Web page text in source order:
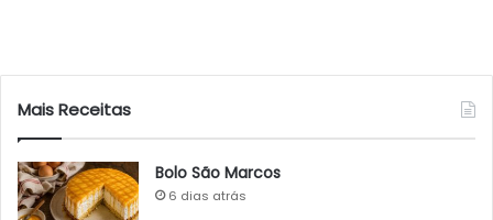
Mais Receitas
Bolo São Marcos
6 dias atrás